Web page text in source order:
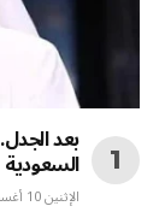
بعد
السعودية
الإثنين 10 أغسطس 8:20 ص